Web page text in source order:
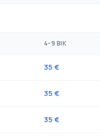
4-9 ВІК
35 €
35 €
35 €